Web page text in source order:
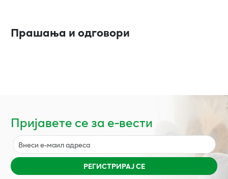
Прашања и одговори
Пријавете се за е-вести
РЕГИСТРИРАЈ СЕ